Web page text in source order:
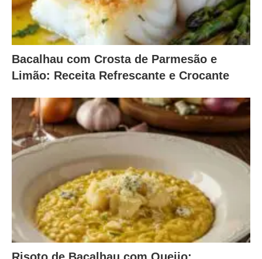
Bacalhau com Crosta de Parmesão e
Limão: Receita Refrescante e Crocante